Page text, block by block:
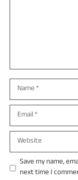
Name
Email
Website
Save my name,
next time I